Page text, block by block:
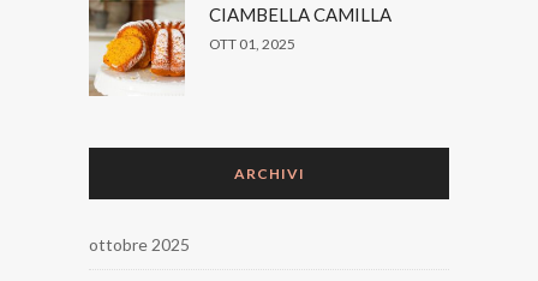
CIAMBELLA CAMILLA
OTT 01, 2025
ARCHIVI
ottobre 2025